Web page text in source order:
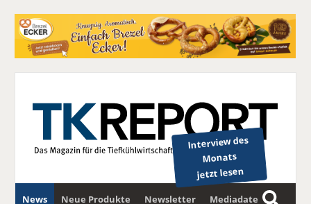
Interview des
Monats
jetzt lesen
News Neue Produkte Newsletter Mediadaten